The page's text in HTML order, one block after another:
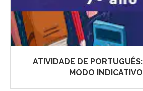
ATIVIDADE DE
MODO